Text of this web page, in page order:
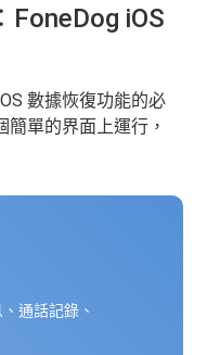
FoneDog iOS
數據恢復功能的必
單的界面上運行，
通話記錄、